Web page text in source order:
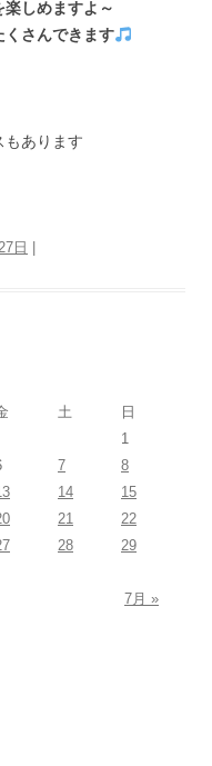
しめますよ～
くさんできます
もあります
日
土
日
1
7
8
14
15
21
22
28
29
7月 »